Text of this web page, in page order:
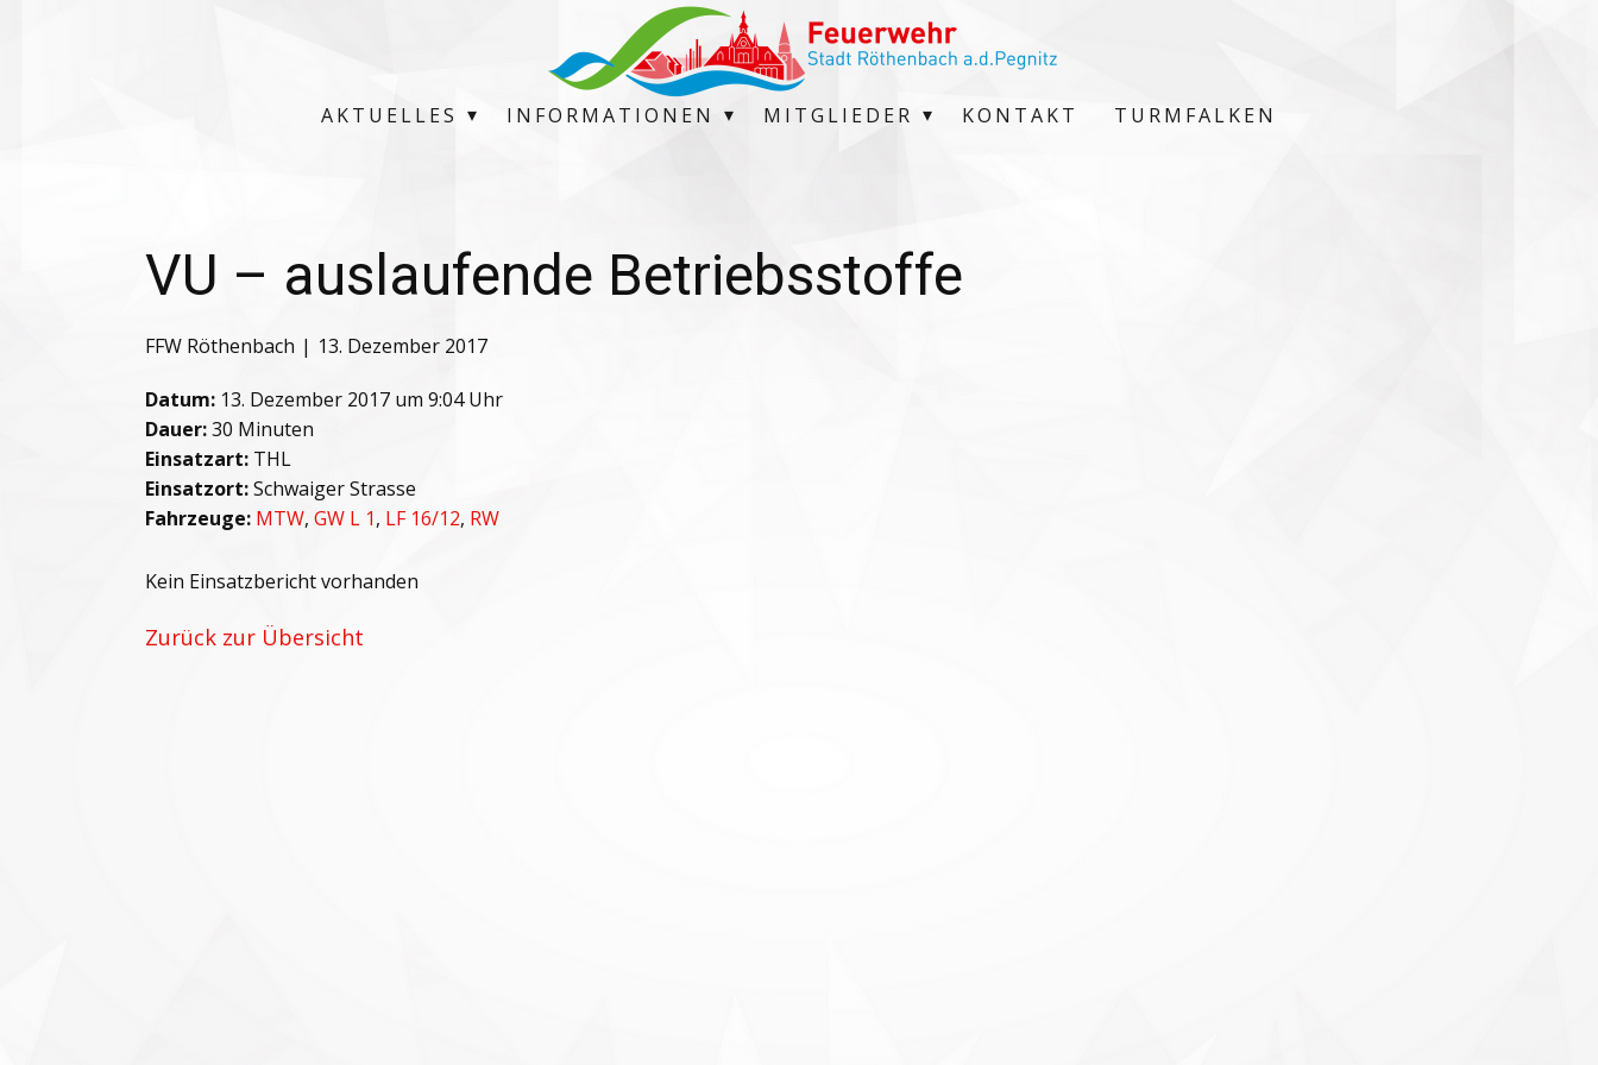
AKTUELLES INFORMATIONEN MITGLIEDER KONTAKT TURMFALKEN
VU – auslaufende Betriebsstoffe
FFW Röthenbach 13. Dezember 2017
Datum: 13. Dezember 2017 um 9:04 Uhr
Dauer:30 Minuten
Einsatzart: THL
Einsatzort:Schwaiger Strasse
Fahrzeuge: MTW, GW L 1, LF 16/12, RW
Kein Einsatzbericht vorhanden
Zurück zur Übersicht